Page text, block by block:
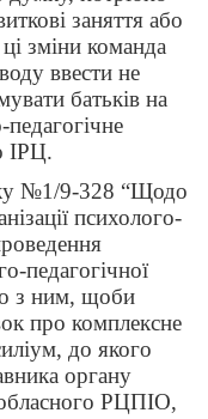
заняття або
зміни команда
ввести не
батьків на
ІРЦ.
№1/9-328 “Щодо
психолого-
педагогічної
з ним, щоби
про комплексне
до якого
органу
РЦПІО,